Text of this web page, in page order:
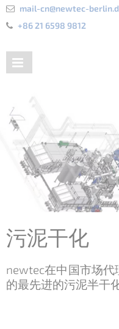
mail-cn@newtec-
+86 21 6598 9812
污泥干化
newtec在中国市场
的最先进的污泥半干